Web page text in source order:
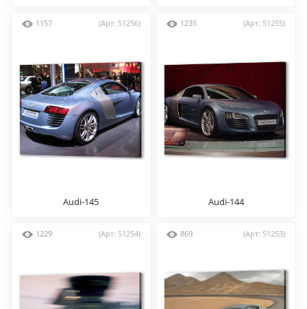
1157 (Арт: 51256)
Audi-145
1235 (Арт: 51255)
Audi-144
1229 (Арт: 51254) 869 (Арт: 51253)